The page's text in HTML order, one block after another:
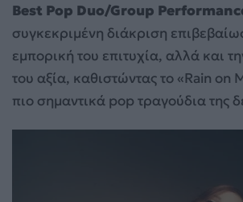
Best Pop Duo/Group
συγκεκριμένη διάκριση
εμπορική του επιτυχία, αλλά και
του αξία, καθιστώντας το «Rain on
πιο σημαντικά pop τραγούδια της